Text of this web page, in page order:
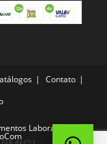
Contato
Laboratoriais -